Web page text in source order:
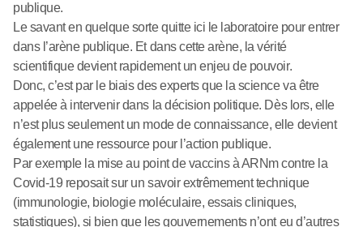
publique.
Le savant en quelque sorte quitte ici le laboratoire pour entrer
dans l’arène publique. Et dans cette arène, la vérité
scientifique devient rapidement un enjeu de pouvoir.
Donc, c’est par le biais des experts que la science va être
appelée à intervenir dans la décision politique. Dès lors, elle
n’est plus seulement un mode de connaissance, elle devient
également une ressource pour l’action publique.
Par exemple la mise au point de vaccins à ARNm contre la
Covid-19 reposait sur un savoir extrêmement technique
(immunologie, biologie moléculaire, essais cliniques,
statistiques), si bien que les gouvernements n’ont eu d’autres